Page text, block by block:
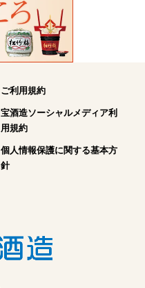
ご利用規約
宝酒造ソーシャルメディア利
用規約
個人情報保護に関する基本方
針